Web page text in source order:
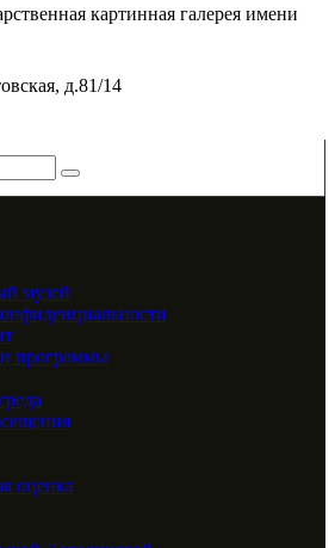
картинная галерея имени
д.81/14
музей
программы
оценка